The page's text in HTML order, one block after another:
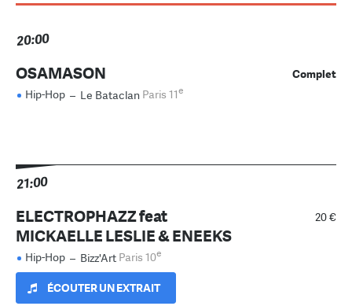
20:00
Complet
OSAMASON
Hip-Hop – Le Bataclan Paris 11e
21:00
20 €
ELECTROPHAZZ feat
MICKAELLE LESLIE & ENEEKS
Hip-Hop – Bizz'Art Paris 10e
ÉCOUTER UN EXTRAIT